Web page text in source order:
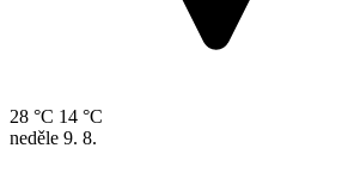
28 °C 14 °C
neděle 9. 8.